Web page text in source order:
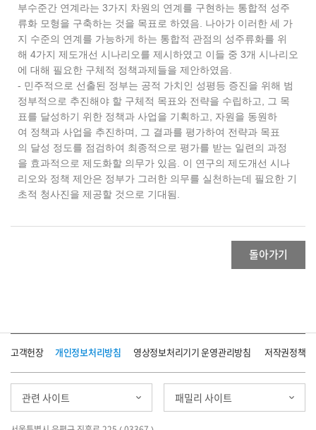
부수준간 연계라는 3가지 차원의 연계를 구현하는 통합적 성주
류화 모형을 구축하는 것을 목표로 하였음. 나아가 이러한 세 가
지 수준의 연계를 가능하게 하는 통합적 관점의 성주류화를 위
해 4가지 제도개선 시나리오를 제시하였고 이들 중 3개 시나리오
에 대해 필요한 구체적 정책과제들을 제안하였음.
- 민주적으로 선출된 정부는 공적 가치인 성평등 증진을 위해 범
정부적으로 추진해야 할 구체적 목표와 전략을 수립하고, 그 목
표를 달성하기 위한 정책과 사업을 기획하고, 자원을 동원하
여 정책과 사업을 추진하며, 그 결과를 평가하여 전략과 목표
의 달성 정도를 점검하여 최종적으로 평가를 받는 일련의 과정
을 효과적으로 제도화할 의무가 있음. 이 연구의 제도개선 시나
리오와 정책 제안은 정부가 그러한 의무를 실천하는데 필요한 기
초적 청사진을 제공할 것으로 기대됨.
돌아가기
고객헌장 개인정보처리방침 영상정보처리기기 운영관리방침 저작권정책
관련 사이트 패밀리 사이트